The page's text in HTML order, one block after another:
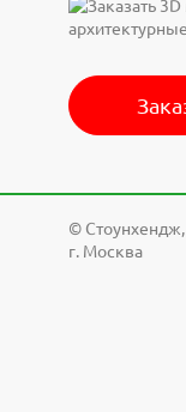
©
г. Москва